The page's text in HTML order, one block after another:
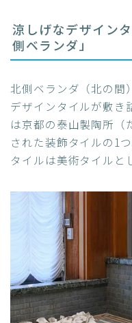
涼しげなデザイン
側ベランダ」
北側ベランダ（北の間
デザインタイルが敷き
は京都の泰山製陶所（
された装飾タイルの1
タイルは美術タイルと